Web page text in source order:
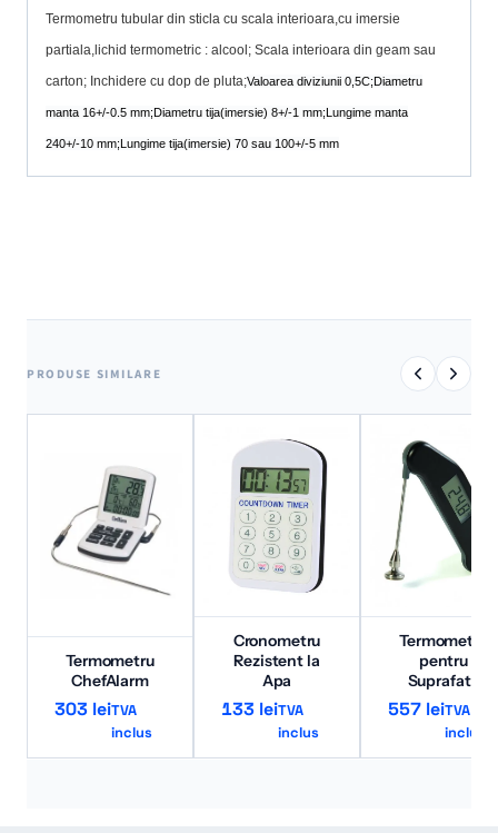
Termometru tubular din sticla cu scala interioara,cu imersie
partiala,lichid termometric : alcool; Scala interioara din geam sau
carton; Inchidere cu dop de pluta;Valoarea diviziunii 0,5C; Diametru
manta 16+/-0.5 mm; Diametru tija(imersie) 8+/-1 mm;L ungime manta
240+/-10 mm;Lungime tija(imersie) 70 sau 100+/-5 mm
PRODUSE SIMILARE
Termometru
ChefAlarm
303 leiTVA
inclus
Cronometru
Rezistent la
Apa
133 leiTVA
inclus
Termometru
pentru
Suprafata
557 leiTVA
inclus